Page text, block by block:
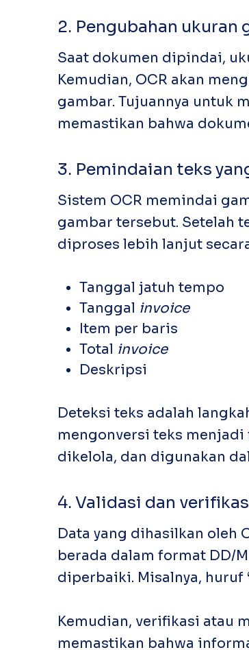
2. Pengubahan ukuran
Saat dokumen dipindai,
Kemudian, OCR akan
gambar. Tujuannya untuk
memastikan bahwa
3. Pemindaian teks
Sistem OCR memindai
gambar tersebut. Setelah
diproses lebih lanjut
Tanggal jatuh tempo
Tanggal invoice
Item per baris
Total invoice
Deskripsi
Deteksi teks adalah
mengonversi teks
dikelola, dan digunakan
4. Validasi dan
Data yang dihasilkan oleh
berada dalam format DD/
diperbaiki. Misalnya, huruf
Kemudian, verifikasi atau
memastikan bahwa